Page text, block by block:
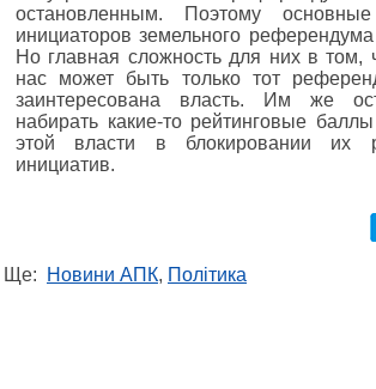
остановленным. Поэтому
инициаторов земельного
Но главная сложность для них в том,
нас может быть только тот
заинтересована власть. Им же
набирать какие-то рейтинговые
этой власти в блокировании их
инициатив.
Ще: Новини АПК, Політика